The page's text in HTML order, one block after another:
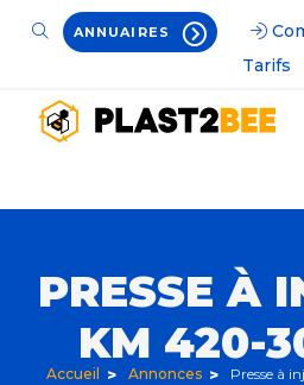
ANNUAIRES
Tarifs
PRESSE À
KM 420-
Accueil Annonces Presse à